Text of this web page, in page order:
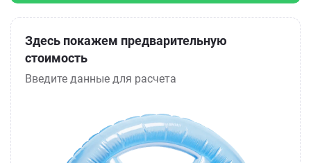
Здесь покажем предварительную
стоимость
Введите данные для расчета